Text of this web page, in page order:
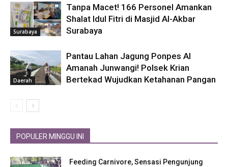
Surabaya
Tanpa Macet! 166 Personel Amankan
Shalat Idul Fitri di Masjid Al-Akbar
Surabaya
Daerah
Pantau Lahan Jagung Ponpes Al
Amanah Junwangi! Polsek Krian
Bertekad Wujudkan Ketahanan Pangan
POPULER MINGGU INI
Feeding Carnivore, Sensasi Pengunjung